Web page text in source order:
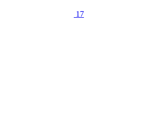
17